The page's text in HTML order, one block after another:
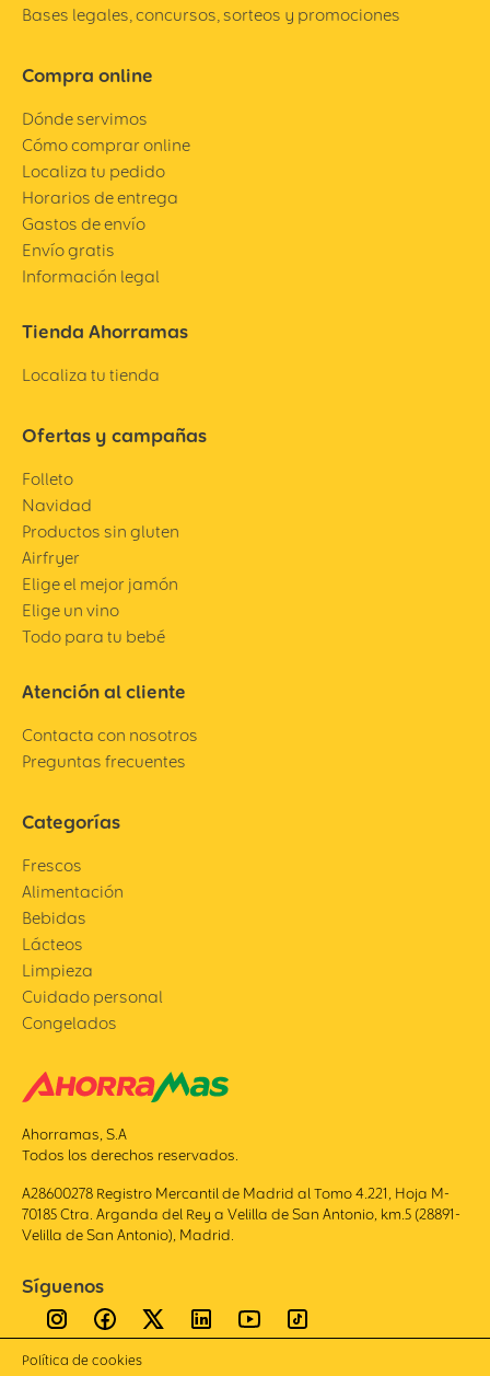
Bases legales, concursos, sorteos y promociones
Compra online
Dónde servimos
Cómo comprar online
Localiza tu pedido
Horarios de entrega
Gastos de envío
Envío gratis
Información legal
Tienda Ahorramas
Localiza tu tienda
Ofertas y campañas
Folleto
Navidad
Productos sin gluten
Airfryer
Elige el mejor jamón
Elige un vino
Todo para tu bebé
Atención al cliente
Contacta con nosotros
Preguntas frecuentes
Categorías
Frescos
Alimentación
Bebidas
Lácteos
Limpieza
Cuidado personal
Congelados
Ahorramas, S.A
Todos los derechos reservados.
A28600278 Registro Mercantil de Madrid al Tomo 4.221, Hoja M-
70185 Ctra. Arganda del Rey a Velilla de San Antonio, km.5 (28891-
Velilla de San Antonio), Madrid.
Síguenos
Política de cookies